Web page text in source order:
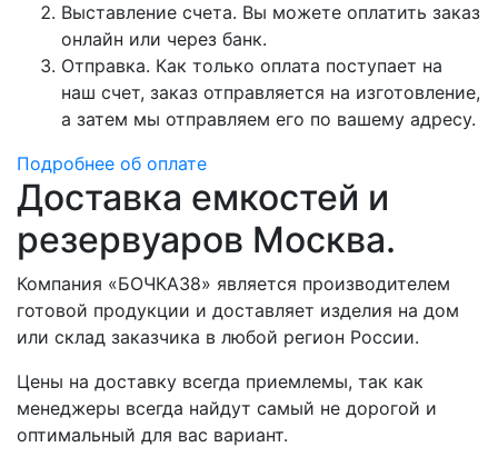
Выставление счета. Вы можете оплатить заказ
онлайн или через банк.
Отправка. Как только оплата поступает на
наш счет, заказ отправляется на изготовление,
а затем мы отправляем его по вашему адресу.
Подробнее об оплате
Доставка емкостей и
резервуаров Москва.
Компания «БОЧКА38» является производителем
готовой продукции и доставляет изделия на дом
или склад заказчика в любой регион России.
Цены на доставку всегда приемлемы, так как
менеджеры всегда найдут самый не дорогой и
оптимальный для вас вариант.